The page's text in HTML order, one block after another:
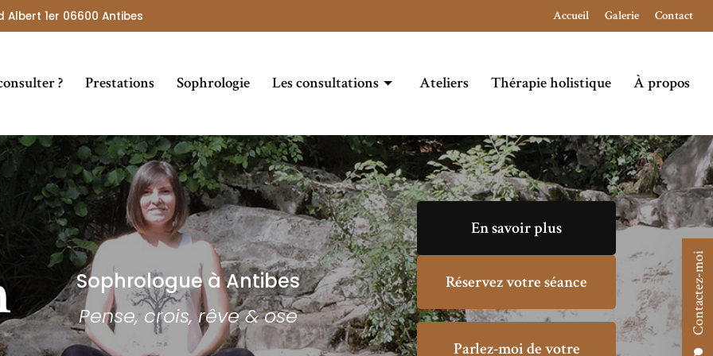
Albert 1er 06600 Antibes
Contactez-moi
Navigation secondaire
Accueil Galerie Contact
? Prestations Sophrologie Les consultations
Particuliers
Entreprises
Ateliers Thérapie holistique À propos
Sophrologue à Antibes
Pense, crois, rêve & ose
En savoir plus
Réservez votre séance
Parlez-moi de votre